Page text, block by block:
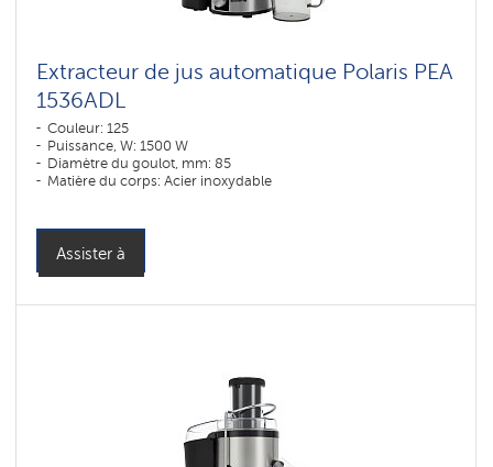
Extracteur de jus automatique Polaris РЕА
1536ADL
Couleur: 125
Puissance, W: 1500 W
Diamètre du goulot, mm: 85
Matière du corps: Acier inoxydable
Assister à